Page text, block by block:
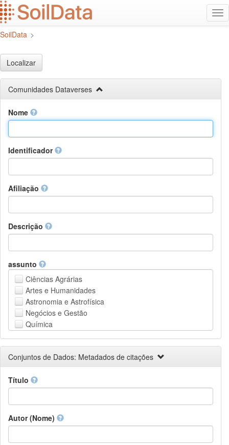
Ir
para
o
conteúdo
SoilData >
Localizar
Comunidades Dataverses
Nome
Identificador
Afiliação
Descrição
assunto
Ciências Agrárias
Artes e Humanidades
Astronomia e Astrofísica
Negócios e Gestão
Química
Ciências da Terra e do meio ambiente
Engenharia
Ciências matemáticas
Física
Ciências Sociais
Outros
Conjuntos de Dados: Metadados de citações
Título
Autor (Nome)